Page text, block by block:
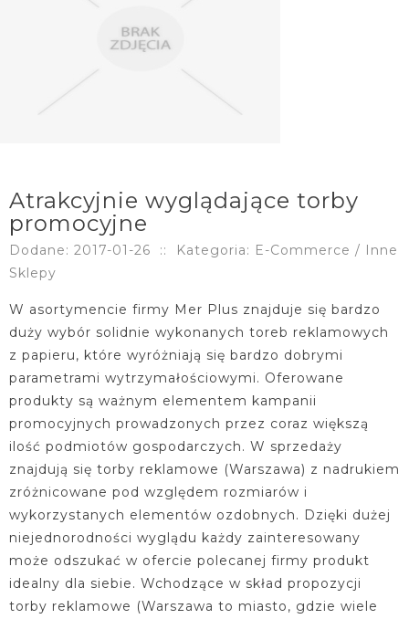
Atrakcyjnie wyglądające torby
promocyjne
Dodane: 2017-01-26 ::
Kategoria: E-Commerce / Inne
Sklepy
W asortymencie firmy Mer Plus znajduje się bardzo
duży wybór solidnie wykonanych toreb reklamowych
z papieru, które wyróżniają się bardzo dobrymi
parametrami wytrzymałościowymi. Oferowane
produkty są ważnym elementem kampanii
promocyjnych prowadzonych przez coraz większą
ilość podmiotów gospodarczych. W sprzedaży
znajdują się torby reklamowe (Warszawa) z nadrukiem
zróżnicowane pod względem rozmiarów i
wykorzystanych elementów ozdobnych. Dzięki dużej
niejednorodności wyglądu każdy zainteresowany
może odszukać w ofercie polecanej firmy produkt
idealny dla siebie. Wchodzące w skład propozycji
torby reklamowe (Warszawa to miasto, gdzie wiele